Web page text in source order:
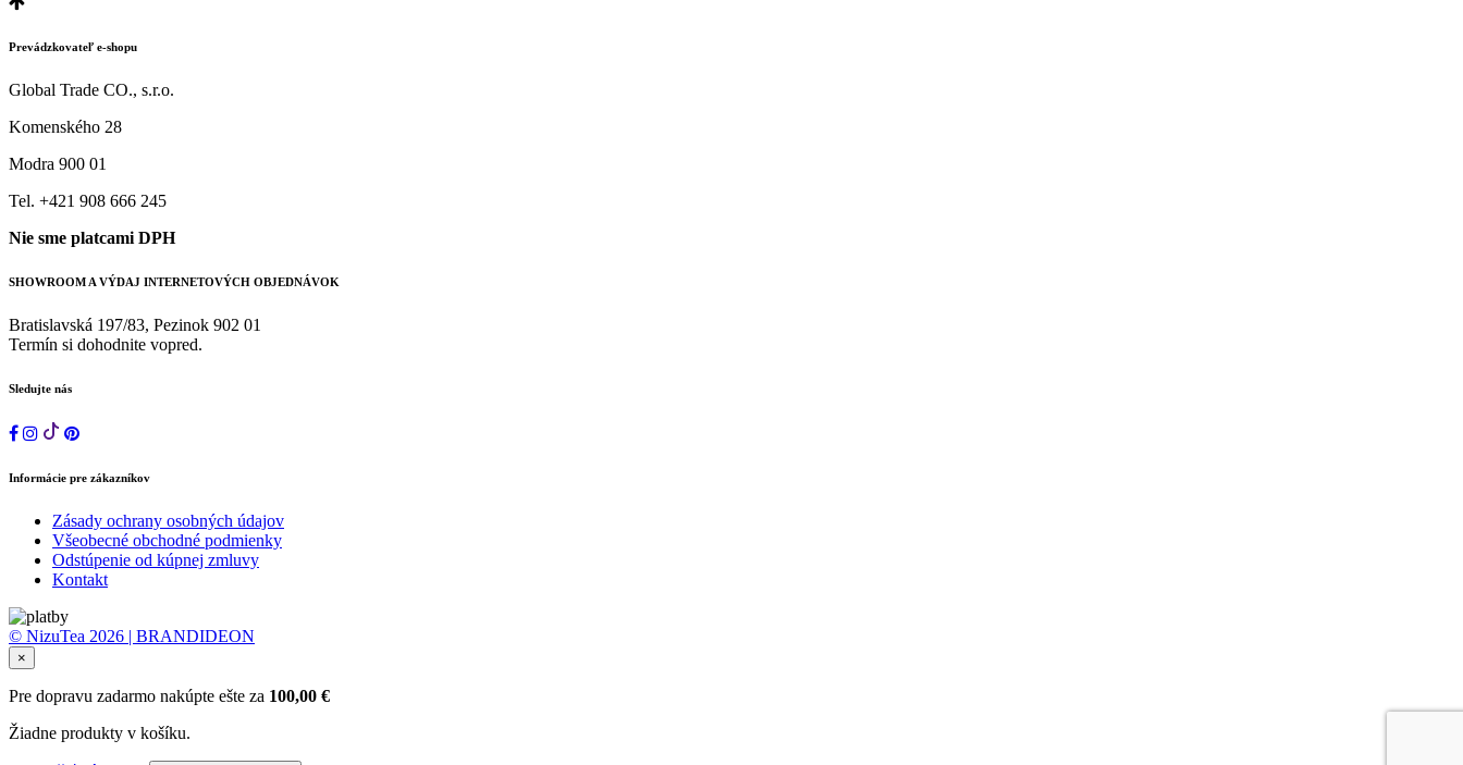
Prevádzkovateľ e-shopu
Global Trade CO., s.r.o.
Komenského 28
Modra 900 01
Tel. +421 908 666 245
Nie sme platcami DPH
SHOWROOM A VÝDAJ INTERNETOVÝCH OBJEDNÁVOK
Bratislavská 197/83, Pezinok 902 01
Termín si dohodnite vopred.
Sledujte nás
Informácie pre zákazníkov
Zásady ochrany osobných údajov
Všeobecné obchodné podmienky
Odstúpenie od kúpnej zmluvy
Kontakt
© NizuTea 2026 | BRANDIDEON
×
Pre dopravu zadarmo nakúpte ešte za 100,00 €
Žiadne produkty v košíku.